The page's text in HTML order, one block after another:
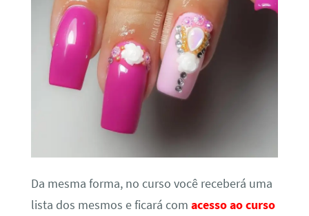
Da mesma forma, no curso você receberá uma
lista dos mesmos e ficará com acesso ao curso